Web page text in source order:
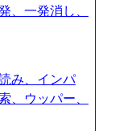
、一発消し、
み、インパ
、ウッパー、